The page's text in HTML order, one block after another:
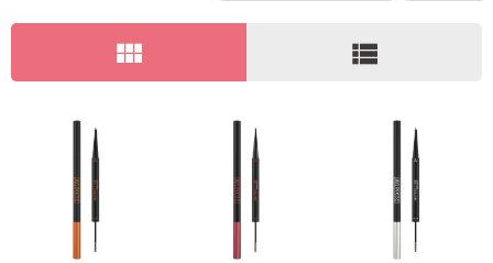
ご利用ガイド
お問い合わせ
view_module view_list